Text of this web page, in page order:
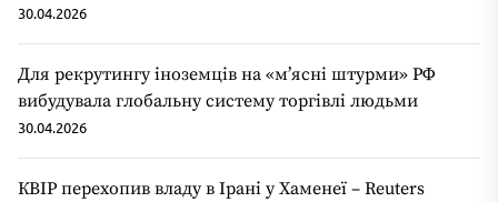
30.04.2026
Для рекрутингу іноземців на «мʼясні штурми» РФ
вибудувала глобальну систему торгівлі людьми
30.04.2026
КВІР перехопив владу в Ірані у Хаменеї – Reuters